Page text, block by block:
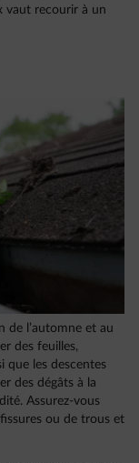
vaut recourir à un
de l’automne et au
des feuilles,
que les descentes
des dégâts à la
Assurez-vous
ou de trous et